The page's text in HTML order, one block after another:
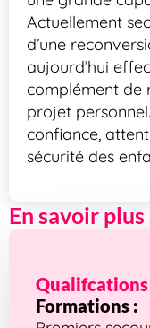
Actuellement
d’une
aujourd’hui
complément de
projet
confiance,
sécurité des
En savoir
Qualifcations
Formations :